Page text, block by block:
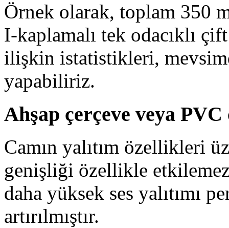
Örnek olarak, toplam 350
I-kaplamalı tek odacıklı
ilişkin istatistikleri,
yapabiliriz.
Ahşap çerçeve veya PVC
Camın yalıtım özellikleri
genişliği özellikle
daha yüksek ses yalıtımı
artırılmıştır.